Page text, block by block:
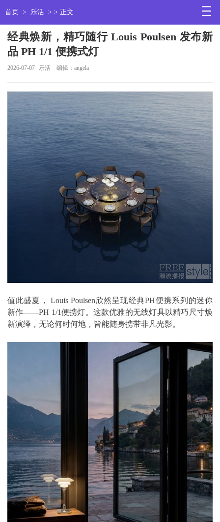
首页 > 乐活 > > 正文
经典焕新，精巧随行 Louis Poulsen 发布新
品 PH 1/1 便携式灯
2026-07-07 乐活 编辑：angela
值此盛夏， Louis Poulsen欣然呈现经典PH便携系列的迷你
新作——PH 1/1便携灯。这款优雅的无线灯具以精巧尺寸焕
新演绎，无论何时何地，皆能随身携带非凡光影。